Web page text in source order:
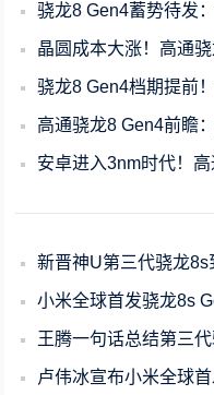
骁龙8 Gen4蓄势待发：高
晶圆成本大涨！高通骁龙8
骁龙8 Gen4档期提前！部分
高通骁龙8 Gen4前瞻：频率
安卓进入3nm时代！高通骁
新晋神U第三代骁龙8s到
小米全球首发骁龙8s
王腾一句话总结第三代骁龙
卢伟冰宣布小米全球首发！高